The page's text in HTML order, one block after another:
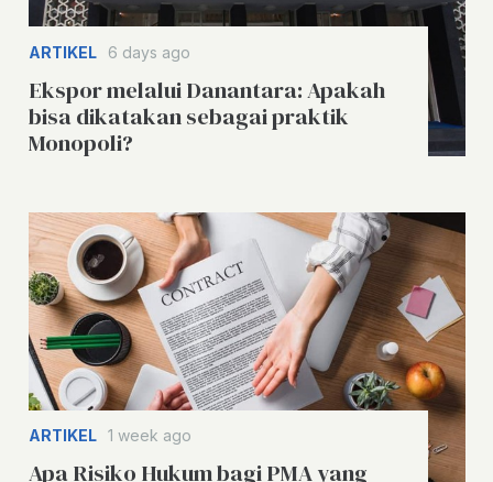
ARTIKEL 6 days ago
Ekspor melalui Danantara: Apakah
bisa dikatakan sebagai praktik
Monopoli?
ARTIKEL 1 week ago
Apa Risiko Hukum bagi PMA yang